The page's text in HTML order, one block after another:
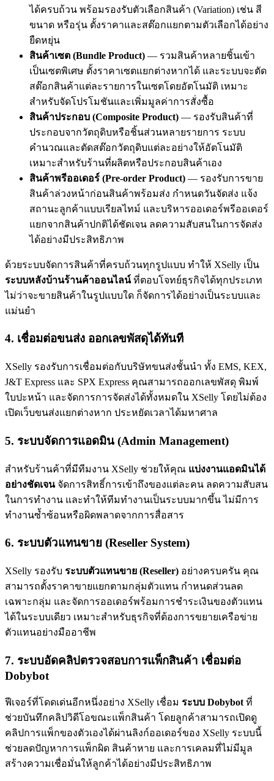
ได้ครบถ้วน พร้อมรองรับตัวเลือกสินค้า (Variation) เช่น สี
ขนาด หรือรุ่น ตั้งราคาและสต๊อกแยกตามตัวเลือกได้อย่าง
ยืดหยุ่น
สินค้าเซต (Bundle Product) — รวมสินค้าหลายชิ้นเข้า
เป็นเซตพิเศษ ตั้งราคาเซตแยกต่างหากได้ และระบบจะตัด
สต๊อกสินค้าแต่ละรายการในเซตโดยอัตโนมัติ เหมาะ
สำหรับจัดโปรโมชันและเพิ่มมูลค่าการสั่งซื้อ
สินค้าประกอบ (Composite Product) — รองรับสินค้าที่
ประกอบจากวัตถุดิบหรือชิ้นส่วนหลายรายการ ระบบ
คำนวณและตัดสต๊อกวัตถุดิบแต่ละอย่างให้อัตโนมัติ
เหมาะสำหรับร้านที่ผลิตหรือประกอบสินค้าเอง
สินค้าพรีออเดอร์ (Pre-order Product) — รองรับการขาย
สินค้าล่วงหน้าก่อนสินค้าพร้อมส่ง กำหนดวันจัดส่ง แจ้ง
สถานะลูกค้าแบบเรียลไทม์ และบริหารออเดอร์พรีออเดอร์
แยกจากสินค้าปกติได้ชัดเจน ลดความสับสนในการจัดส่ง
ได้อย่างมีประสิทธิภาพ
ด้วยระบบจัดการสินค้าที่ครบถ้วนทุกรูปแบบ ทำให้ XSelly เป็น
ระบบหลังบ้านร้านค้าออนไลน์ที่ตอบโจทย์ธุรกิจได้ทุกประเภท
ไม่ว่าจะขายสินค้าในรูปแบบใด ก็จัดการได้อย่างเป็นระบบและ
แม่นยำ
4. เชื่อมต่อขนส่ง ออกเลขพัสดุได้ทันที
XSelly รองรับการเชื่อมต่อกับบริษัทขนส่งชั้นนำ ทั้ง EMS, KEX,
J&T Express และ SPX Express คุณสามารถออกเลขพัสดุ พิมพ์
ใบปะหน้า และจัดการการจัดส่งได้ทั้งหมดใน XSelly โดยไม่ต้อง
เปิดเว็บขนส่งแยกต่างหาก ประหยัดเวลาได้มหาศาล
5. ระบบจัดการแอดมิน (Admin Management)
สำหรับร้านค้าที่มีทีมงาน XSelly ช่วยให้คุณ แบ่งงานแอดมินได้
อย่างชัดเจนจัดการสิทธิ์การเข้าถึงของแต่ละคน ลดความสับสน
ในการทำงาน และทำให้ทีมทำงานเป็นระบบมากขึ้น ไม่มีการ
ทำงานซ้ำซ้อนหรือผิดพลาดจากการสื่อสาร
6. ระบบตัวแทนขาย (Reseller System)
XSelly รองรับ ระบบตัวแทนขาย (Reseller) อย่างครบครัน คุณ
สามารถตั้งราคาขายแยกตามกลุ่มตัวแทน กำหนดส่วนลด
เฉพาะกลุ่ม และจัดการออเดอร์พร้อมการชำระเงินของตัวแทน
ได้ในระบบเดียว เหมาะสำหรับธุรกิจที่ต้องการขยายเครือข่าย
ตัวแทนอย่างมืออาชีพ
7. ระบบอัดคลิปตรวจสอบการแพ็กสินค้า เชื่อมต่อ
Dobybot
ฟีเจอร์ที่โดดเด่นอีกหนึ่งอย่าง XSelly เชื่อม ระบบ Dobybot ที่
ช่วยบันทึกคลิปวิดีโอขณะแพ็กสินค้า โดยลูกค้าสามารถเปิดดู
คลิปการแพ็กของตัวเองได้ผ่านลิงก์ออเดอร์ของ XSelly ระบบนี้
ช่วยลดปัญหาการแพ็กผิด สินค้าหาย และการเคลมที่ไม่มีมูล
สร้างความเชื่อมั่นให้ลูกค้าได้อย่างมีประสิทธิภาพ